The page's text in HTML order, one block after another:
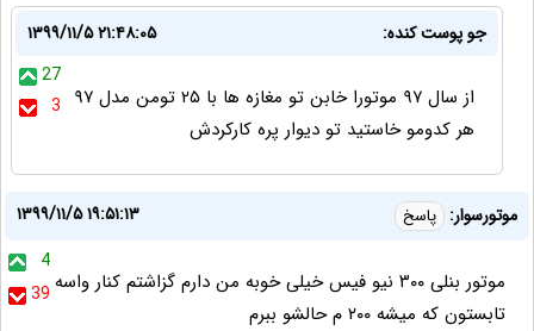
جو پوست کنده:
۱۳۹۹/۱۱/۵ ۲۱:۴۸:۰۵
27
3 از سال ۹۷ موتورا خابن تو مغازه ها با ۲۵ تومن مدل ۹۷
هر کدومو خاستید تو دیوار پره کارکردش
موتورسوار: پاسخ
۱۳۹۹/۱۱/۵ ۱۹:۵۱:۱۳
4
39 موتور بنلی ۳۰۰ نیو فیس خیلی خوبه من دارم گزاشتم کنار واسه
تابستون که میشه ۲۰۰ م حالشو ببرم